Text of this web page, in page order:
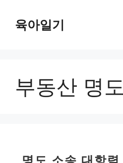
육아일기
부동산 명도